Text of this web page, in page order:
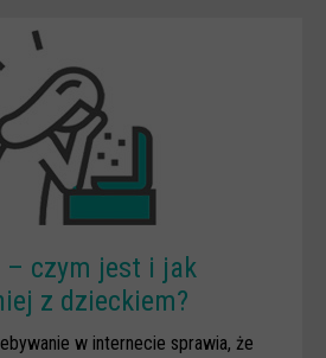
– czym jest i jak
z dzieckiem?
w internecie sprawia, że
"Dezinfo"